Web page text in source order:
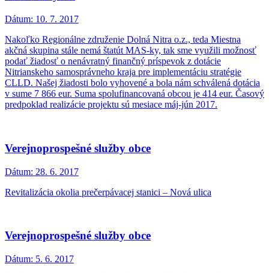
Dátum: 10. 7. 2017
Nakoľko Regionálne združenie Dolná Nitra o.z., teda Miestna
akčná skupina stále nemá štatút MAS-ky, tak sme využili možnosť
podať žiadosť o nenávratný finančný príspevok z dotácie
Nitrianskeho samosprávneho kraja pre implementáciu stratégie
CLLD. Našej žiadosti bolo vyhovené a bola nám schválená dotácia
v sume 7 866 eur. Suma spolufinancovaná obcou je 414 eur. Časový
predpoklad realizácie projektu sú mesiace máj-jún 2017.
Verejnoprospešné služby obce
Dátum: 28. 6. 2017
Revitalizácia okolia prečerpávacej stanici – Nová ulica
Verejnoprospešné služby obce
Dátum: 5. 6. 2017